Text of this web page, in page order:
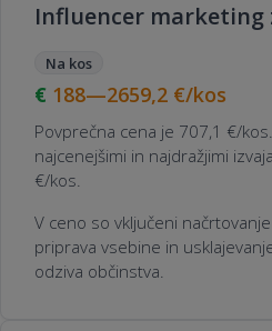
Influencer marketing
Na kos
188—2659,2 €/kos
Povprečna cena je 707,1 €/
najcenejšimi in najdražjimi
€/kos.
V ceno so vključeni
priprava vsebine in
odziva občinstva.